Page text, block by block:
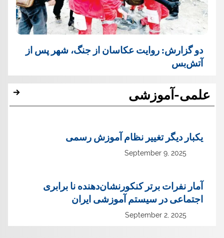
دو گزارش: روایت عکاسان از جنگ، شهر پس از
آتش‌بس
علمی-آموزشی
یک‏بار دیگر تغییر نظام آموزش رسمی
September 9, 2025
آمار نفرات برتر کنکورنشان‌دهنده نا برابری
اجتماعی در سیستم آموزشی ایران
September 2, 2025